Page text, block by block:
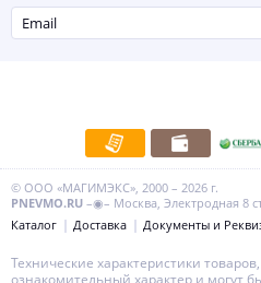
© ООО «МАГИМЭКС», 2000 – 2026 г.
PNEVMO.RU –◉– Москва, Электродная 8
Каталог
Доставка Документы и
Технические характеристики
ознакомительный характер и могут